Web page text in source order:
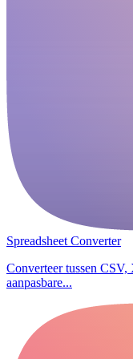
Spreadsheet Converter
Converteer tussen
aanpasbare...